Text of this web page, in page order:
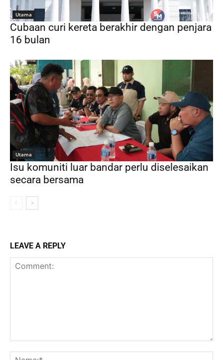
Utama
Cubaan curi kereta berakhir dengan penjara
16 bulan
Utama
Isu komuniti luar bandar perlu diselesaikan
secara bersama
LEAVE A REPLY